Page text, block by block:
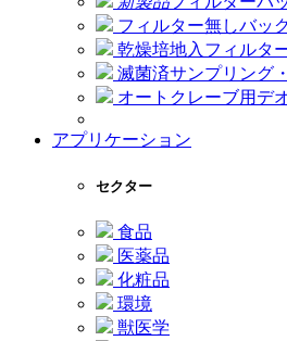
フィルター無しバッ
乾燥培地入フィルタ
滅菌済サンプリング
オートクレーブ用デ
アプリケーション
セクター
食品
医薬品
化粧品
環境
獣医学